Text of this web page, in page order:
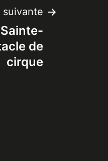
suivante
de
cirque